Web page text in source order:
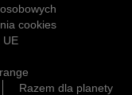
cookies
UE
Razem dla planety